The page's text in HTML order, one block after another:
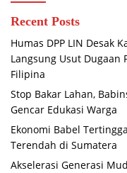
Recent Posts
Humas DPP LIN Desak
Langsung Usut Dugaan
Filipina
Stop Bakar Lahan,
Gencar Edukasi Warga
Ekonomi Babel
Terendah di Sumatera
Akselerasi Generasi